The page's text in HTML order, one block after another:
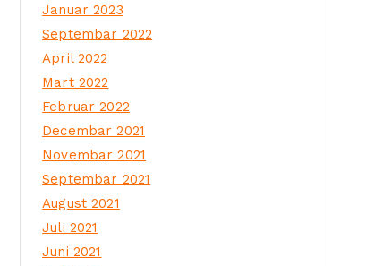
Januar 2023
Septembar 2022
April 2022
Mart 2022
Februar 2022
Decembar 2021
Novembar 2021
Septembar 2021
August 2021
Juli 2021
Juni 2021